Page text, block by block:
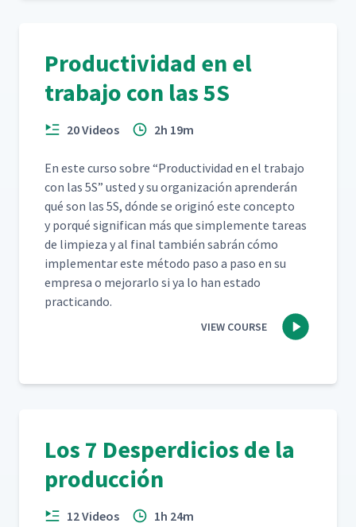
Productividad en el
trabajo con las 5S
20 Videos 2h 19m
En este cur­so sobre “Pro­duc­tivi­dad en el tra­ba­jo
con las 5S” ust­ed y su orga­ni­zación apren­derán
qué son las 5S, dónde se orig­inó este con­cep­to
y porqué sig­nif­i­can más que sim­ple­mente tar­eas
de limpieza y al final tam­bién sabrán cómo
imple­men­tar este méto­do paso a paso en su
empre­sa o mejo­rar­lo si ya lo han esta­do
practicando.
VIEW COURSE
Los 7 Desperdicios de la
producción
12 Videos 1h 24m